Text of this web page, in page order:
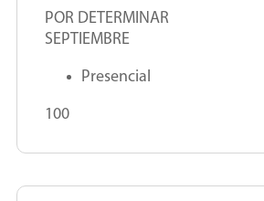
POR DETERMINAR
SEPTIEMBRE
Presencial
100